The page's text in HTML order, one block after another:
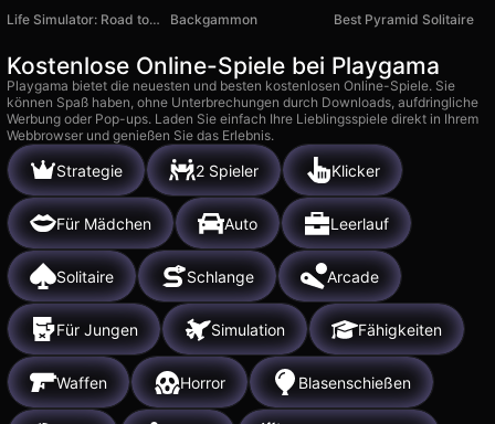
Life Simulator: Road to Riches
Backgammon Best Pyramid Solitaire
Kostenlose Online-Spiele bei Playgama
Playgama bietet die neuesten und besten kostenlosen Online-Spiele. Sie
können Spaß haben, ohne Unterbrechungen durch Downloads, aufdringliche
Werbung oder Pop-ups. Laden Sie einfach Ihre Lieblingsspiele direkt in Ihrem
Webbrowser und genießen Sie das Erlebnis.
Strategie 2 Spieler Klicker
Für Mädchen Auto Leerlauf
Solitaire Schlange Arcade
Für Jungen Simulation Fähigkeiten
Waffen Horror Blasenschießen